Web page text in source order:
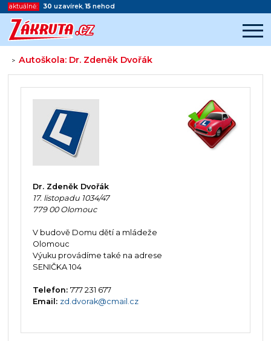
aktuálně: 30 uzavírek,15 nehod
>Autoškola: Dr. Zdeněk Dvořák
Začátek reklamy
Konec reklamy
Dr. Zdeněk Dvořák
17. listopadu 1034/47
779 00 Olomouc
V budově Domu dětí a mládeže
Olomouc
Výuku provádíme také na adrese
SENIČKA 104
Telefon: 777 231 677
Email: zd.dvorak@cmail.cz